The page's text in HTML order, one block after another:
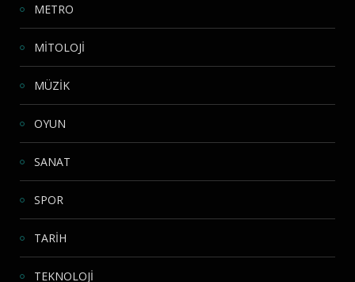
METRO
MİTOLOJİ
MÜZİK
OYUN
SANAT
SPOR
TARİH
TEKNOLOJİ